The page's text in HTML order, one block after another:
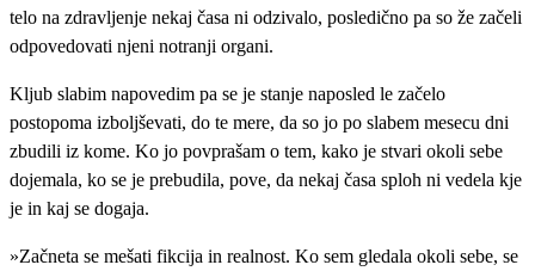
telo na zdravljenje nekaj časa ni odzivalo, posledično pa so že začeli
odpovedovati njeni notranji organi.
Kljub slabim napovedim pa se je stanje naposled le začelo
postopoma izboljševati, do te mere, da so jo po slabem mesecu dni
zbudili iz kome. Ko jo povprašam o tem, kako je stvari okoli sebe
dojemala, ko se je prebudila, pove, da nekaj časa sploh ni vedela kje
je in kaj se dogaja.
»Začneta se mešati fikcija in realnost. Ko sem gledala okoli sebe, se